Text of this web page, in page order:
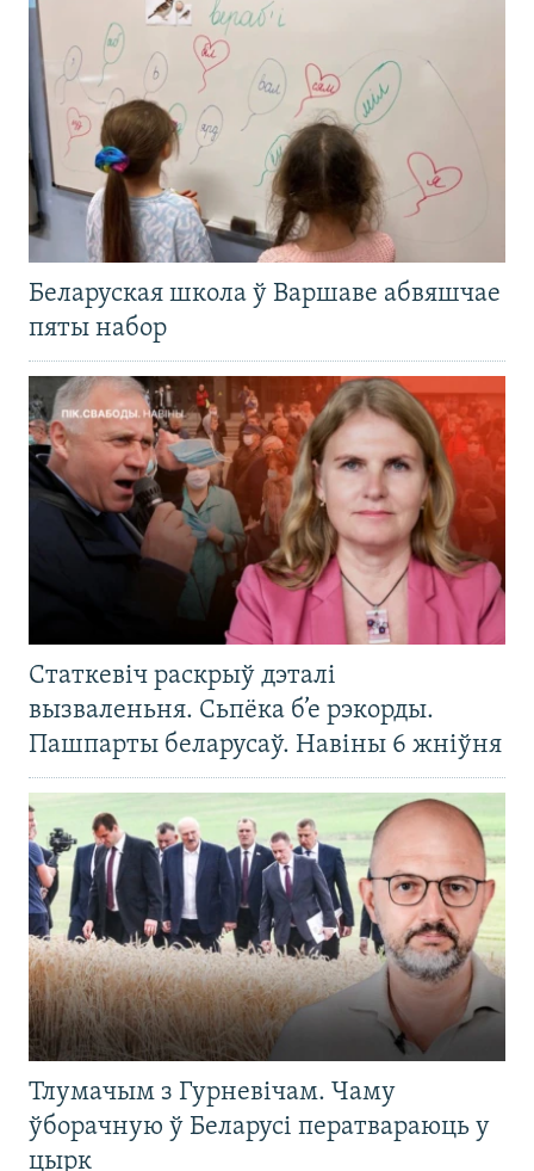
Беларуская школа ў Варшаве абвяшчае
пяты набор
Статкевіч раскрыў дэталі
вызваленьня. Сьпёка б’е рэкорды.
Пашпарты беларусаў. Навіны 6 жніўня
Тлумачым з Гурневічам. Чаму
ўборачную ў Беларусі ператвараюць у
цырк